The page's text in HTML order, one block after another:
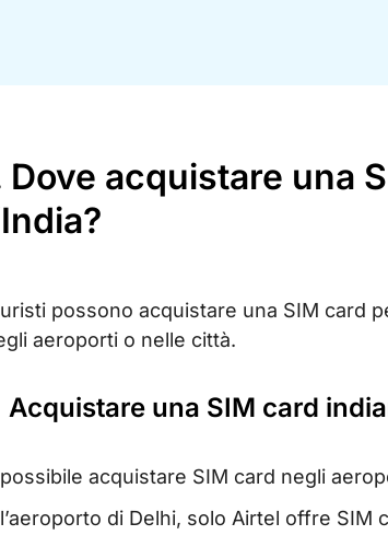
Dove acquistare una
possono acquistare una SIM card
aeroporti o nelle città.
Acquistare una SIM card
acquistare SIM card negli
di Delhi, solo Airtel offre